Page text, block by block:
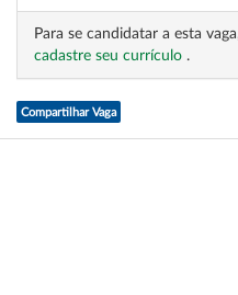
Para se candidatar a esta
cadastre seu currículo .
Compartilhar Vaga